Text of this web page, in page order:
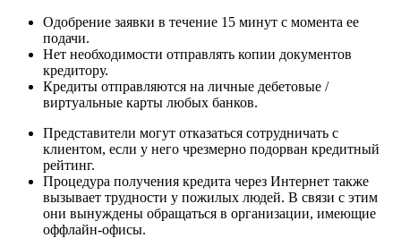
Одобрение заявки в течение 15 минут с момента ее
подачи.
Нет необходимости отправлять копии документов
кредитору.
Кредиты отправляются на личные дебетовые /
виртуальные карты любых банков.
Представители могут отказаться сотрудничать с
клиентом, если у него чрезмерно подорван кредитный
рейтинг.
Процедура получения кредита через Интернет также
вызывает трудности у пожилых людей. В связи с этим
они вынуждены обращаться в организации, имеющие
оффлайн-офисы.